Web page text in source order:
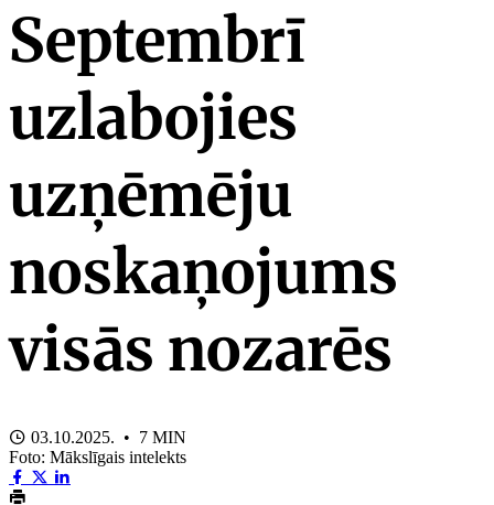
Septembrī
uzlabojies
uzņēmēju
noskaņojums
visās nozarēs
03.10.2025. • 7 MIN
Foto: Mākslīgais intelekts